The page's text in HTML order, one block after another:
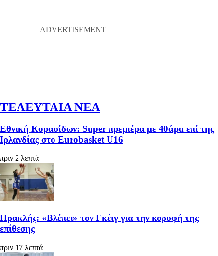
ΤΕΛΕΥΤΑΙΑ ΝΕΑ
Εθνική Κορασίδων: Super πρεμιέρα με 40άρα επί της
Ιρλανδίας στο Eurobasket U16
πριν 2 λεπτά
Ηρακλής: «Βλέπει» τον Γκέιγ για την κορυφή της
επίθεσης
πριν 17 λεπτά